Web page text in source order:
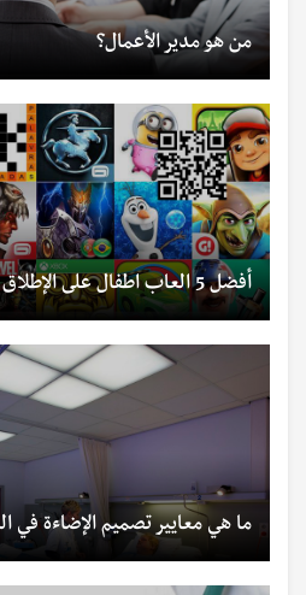
من هو مدير الأعمال؟
أفضل 5 العاب اطفال على الإطلاق
ما هي معايير تصميم الإضاءة في